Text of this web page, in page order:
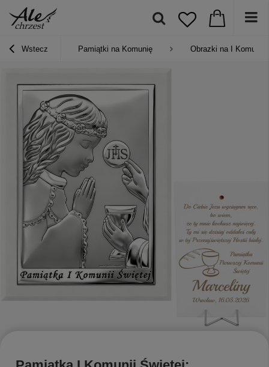
Wstecz Pamiątki na Komunię Obrazki na I Komunię